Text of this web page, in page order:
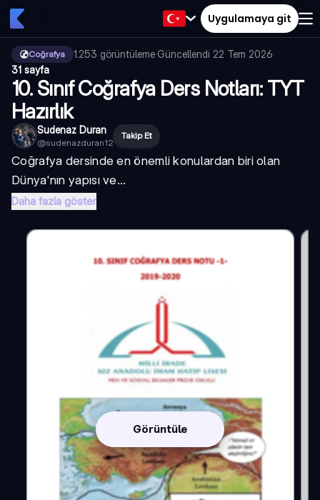
Uygulamaya git
Coğrafya 1.253 görüntüleme·Güncellendi 22 Tem 2026·
31 sayfa
10. Sınıf Coğrafya Ders Notları: TYT
Hazırlık
Sudenaz Duran
@sudenazduran12
Takip Et
Coğrafya dersinde en önemli konulardan biri olan
Dünya'nın yapısı ve...
Daha fazla göster
Görüntüle